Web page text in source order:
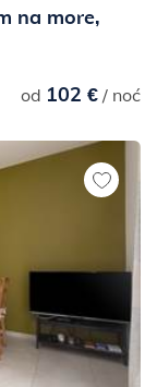
na more,
od 102 €/ noć